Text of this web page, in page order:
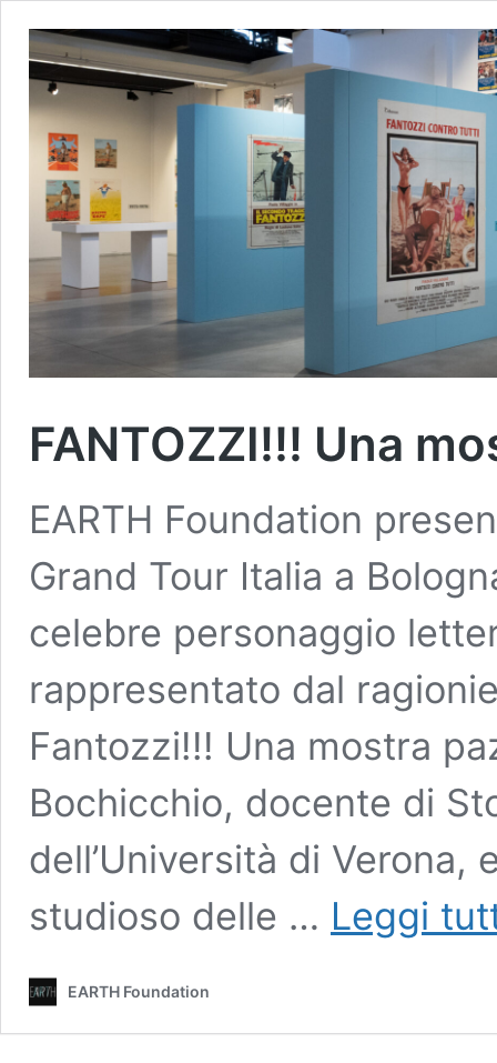
FANTOZZI!!! Una
EARTH Foundation
Grand Tour Italia a
celebre personaggio
rappresentato dal
Fantozzi!!! Una mostra
Bochicchio, docente di
dell’Università di Verona,
studioso delle … Leggi
EARTH Foundation